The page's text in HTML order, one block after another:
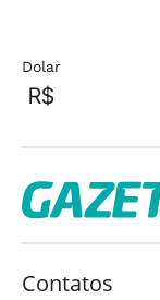
Dolar
R$
Contatos